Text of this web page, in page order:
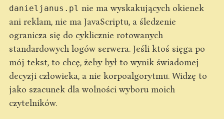
danieljanus.pl nie ma wyskakujących okienek
ani reklam, nie ma JavaScriptu, a śledzenie
ogranicza się do cyklicznie rotowanych
standardowych logów serwera. Jeśli ktoś sięga po
mój tekst, to chcę, żeby był to wynik świadomej
decyzji człowieka, a nie korpoalgorytmu. Widzę to
jako szacunek dla wolności wyboru moich
czytelników.